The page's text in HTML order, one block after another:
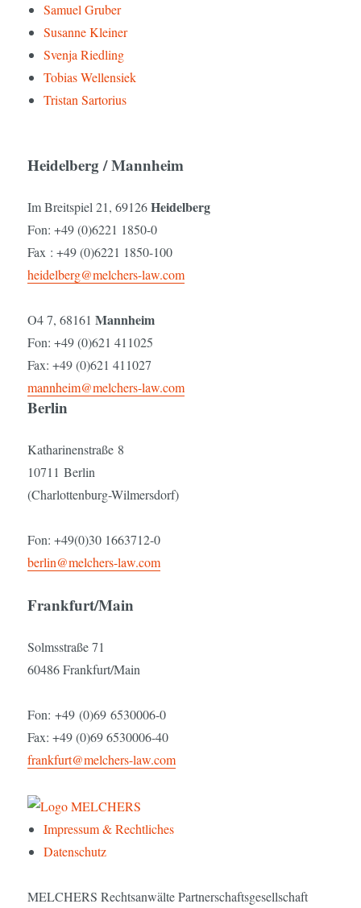
Samuel Gruber
Susanne Kleiner
Svenja Riedling
Tobias Wellensiek
Tristan Sartorius
Heidelberg / Mannheim
Im Breitspiel 21, 69126Heidelberg
Fon: +49 (0)6221 1850-0
Fax : +49 (0)6221 1850-100
heidelberg@melchers-law.com
O4 7, 68161Mannheim
Fon: +49 (0)621 411025
Fax: +49 (0)621 411027
mannheim@melchers-law.com
Berlin
Katharinenstraße 8
10711 Berlin
(Charlottenburg-Wilmersdorf)
Fon: +49(0)30 1663712-0
berlin@melchers-law.com
Frankfurt/Main
Solmsstraße 71
60486 Frankfurt/Main
Fon: +49 (0)69 6530006-0
Fax: +49 (0)69 6530006-40
frankfurt@melchers-law.com
Impressum & Rechtliches
Datenschutz
MELCHERS Rechtsanwälte Partnerschaftsgesellschaft